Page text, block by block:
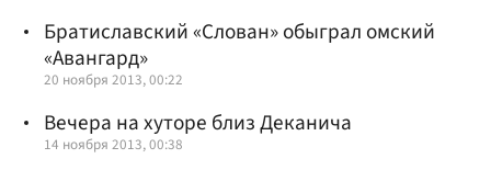
Братиславский «Слован» обыграл омский
«Авангард»
20 ноября 2013, 00:22
Вечера на хуторе близ Деканича
14 ноября 2013, 00:38